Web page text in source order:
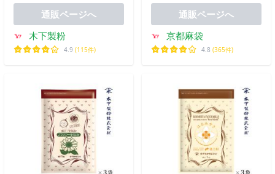
通販ページへ
木下製粉
4.9 (115件)
通販ページへ
京都麻袋
4.8 (365件)